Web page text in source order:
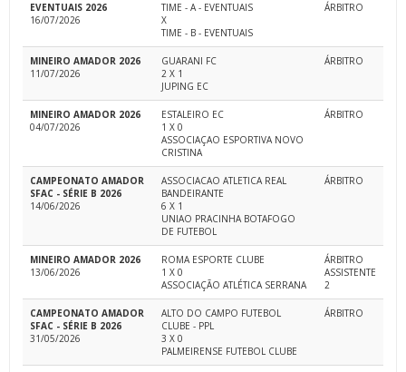
EVENTUAIS 2026
16/07/2026
TIME - A - EVENTUAIS
X
TIME - B - EVENTUAIS
ÁRBITRO
MINEIRO AMADOR 2026
11/07/2026
GUARANI FC
2 X 1
JUPING EC
ÁRBITRO
MINEIRO AMADOR 2026
04/07/2026
ESTALEIRO EC
1 X 0
ASSOCIAÇAO ESPORTIVA NOVO
CRISTINA
ÁRBITRO
CAMPEONATO AMADOR
SFAC - SÉRIE B 2026
14/06/2026
ASSOCIACAO ATLETICA REAL
BANDEIRANTE
6 X 1
UNIAO PRACINHA BOTAFOGO
DE FUTEBOL
ÁRBITRO
MINEIRO AMADOR 2026
13/06/2026
ROMA ESPORTE CLUBE
1 X 0
ASSOCIAÇÃO ATLÉTICA SERRANA
ÁRBITRO
ASSISTENTE
2
CAMPEONATO AMADOR
SFAC - SÉRIE B 2026
31/05/2026
ALTO DO CAMPO FUTEBOL
CLUBE - PPL
3 X 0
PALMEIRENSE FUTEBOL CLUBE
ÁRBITRO